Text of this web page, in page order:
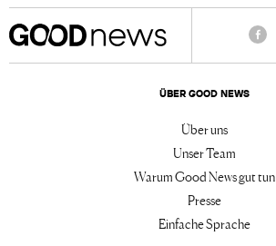
ÜBER GOOD NEWS
Über uns
Unser Team
Warum Good News gut tun
Presse
Einfache Sprache